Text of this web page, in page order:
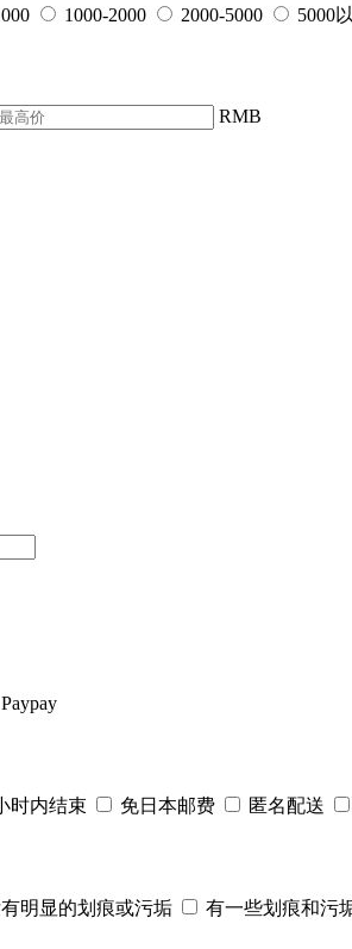
1000-2000 2000-5000 5000
RMB
Paypay
时内结束 免日本邮费 匿名配送
明显的划痕或污垢 有一些划痕和污